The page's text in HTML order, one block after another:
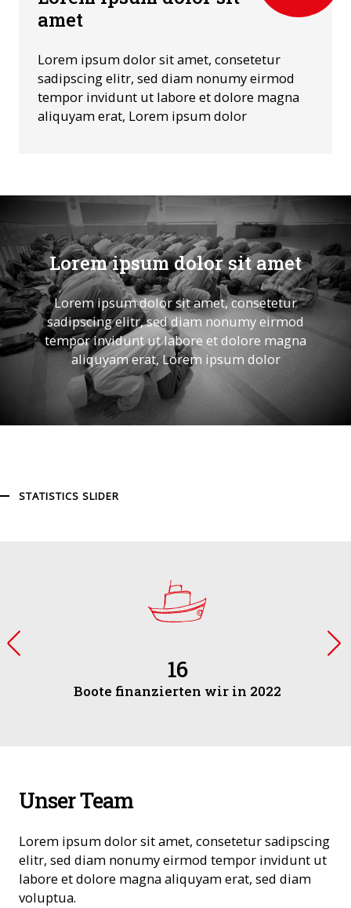
amet
Lorem ipsum dolor sit amet, consetetur
sadipscing elitr, sed diam nonumy eirmod
tempor invidunt ut labore et dolore magna
aliquyam erat, Lorem ipsum dolor
Lorem ipsum dolor sit amet
Lorem ipsum dolor sit amet, consetetur
sadipscing elitr, sed diam nonumy eirmod
tempor invidunt ut labore et dolore magna
aliquyam erat, Lorem ipsum dolor
STATISTICS SLIDER
16
Boote finanzierten wir in 2022
Unser Team
Lorem ipsum dolor sit amet, consetetur sadipscing
elitr, sed diam nonumy eirmod tempor invidunt ut
labore et dolore magna aliquyam erat, sed diam
voluptua.